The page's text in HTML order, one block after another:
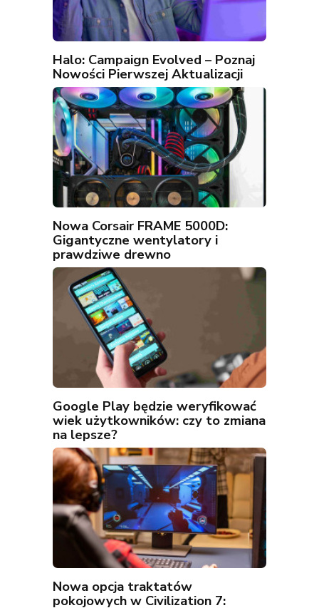
Halo: Campaign Evolved – Poznaj
Nowości Pierwszej Aktualizacji
Nowa Corsair FRAME 5000D:
Gigantyczne wentylatory i
prawdziwe drewno
Google Play będzie weryfikować
wiek użytkowników: czy to zmiana
na lepsze?
Nowa opcja traktatów
pokojowych w Civilization 7: